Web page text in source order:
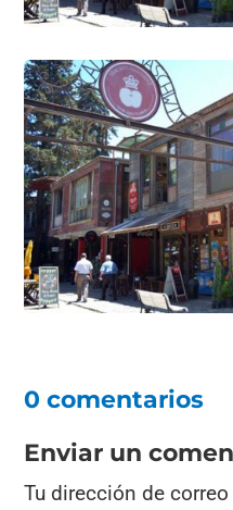
0 comentarios
Enviar un
Tu dirección de